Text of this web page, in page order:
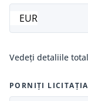
EUR
Vedeți detaliile
PORNIȚI